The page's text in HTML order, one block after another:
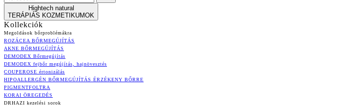
Hightech natural
TERÁPIÁS KOZMETIKUMOK
Kollekciók
Megoldások bőrproblémákra
ROZÁCEA BŐRMEGÚJÍTÁS
AKNE BŐRMEGÚJÍTÁS
DEMODEX Bőrmegújítás
DEMODEX fejbőr megújítás, hajnövesztés
COUPEROSE értonizálás
HIPOALLERGÉN BŐRMEGÚJÍTÁS ÉRZÉKENY BŐRRE
PIGMENTFOLTRA
KORAI ÖREGEDÉS
DRHAZI kezelési sorok